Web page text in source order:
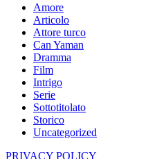
Amore
Articolo
Attore turco
Can Yaman
Dramma
Film
Intrigo
Serie
Sottotitolato
Storico
Uncategorized
PRIVACY POLICY